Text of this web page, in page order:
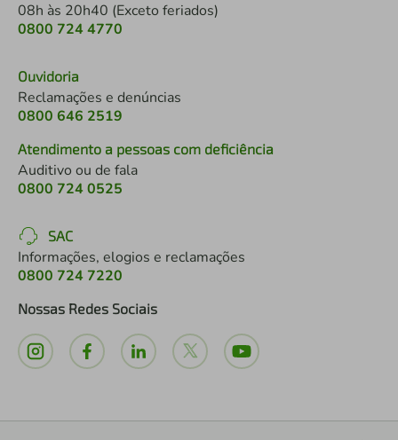
08h às 20h40 (Exceto feriados)
0800 724 4770
Ouvidoria
Reclamações e denúncias
0800 646 2519
Atendimento a pessoas com deficiência
Auditivo ou de fala
0800 724 0525
SAC
Informações, elogios e reclamações
0800 724 7220
Nossas Redes Sociais